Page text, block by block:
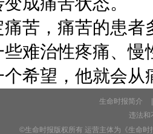
苦，痛苦的患
难治性疼痛、
个希望，他就会
生命时报简介
违法和
©生命时报版权所有 运营主体为《生命